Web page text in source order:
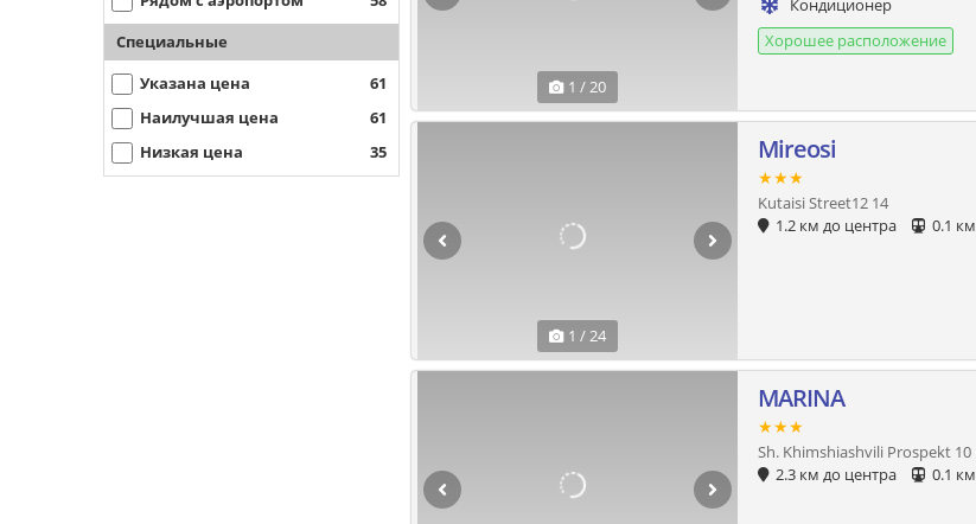
Специальные
Указана цена
61
Наилучшая цена
61
Низкая цена
35
1 / 20
Кондиционер
Хорошее расположение
1 / 24
Mireosi
★★★
Kutaisi Street12 14
1.2 км до центра
0.1 км
MARINA
★★★
Sh. Khimshiashvili Prospekt 10
2.3 км до центра
0.1 км